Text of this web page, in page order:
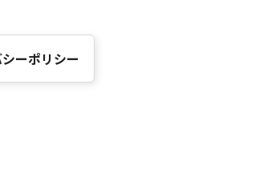
ーポリシー